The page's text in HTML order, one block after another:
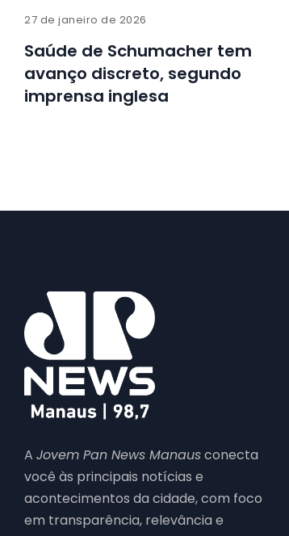
27 de janeiro de 2026
Saúde de Schumacher tem
avanço discreto, segundo
imprensa inglesa
A Jovem Pan News Manausconecta
você às principais notícias e
acontecimentos da cidade, com foco
em transparência, relevância e